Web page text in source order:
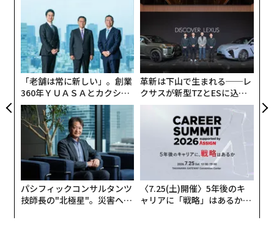
「老舗は常に新しい」。創業
360年ＹＵＡＳＡとカクシン
CEO田尻望が語る、AIを超え
る人の価値
革新は下山で生まれる──レ
クサスが新型TZとESに込め
た「DISCOVER」の哲学
パシフィックコンサルタンツ
技師長の"北極星"。災害への
〈7.25(土)開催〉5年後のキ
ャリアに「戦略」はあるか。